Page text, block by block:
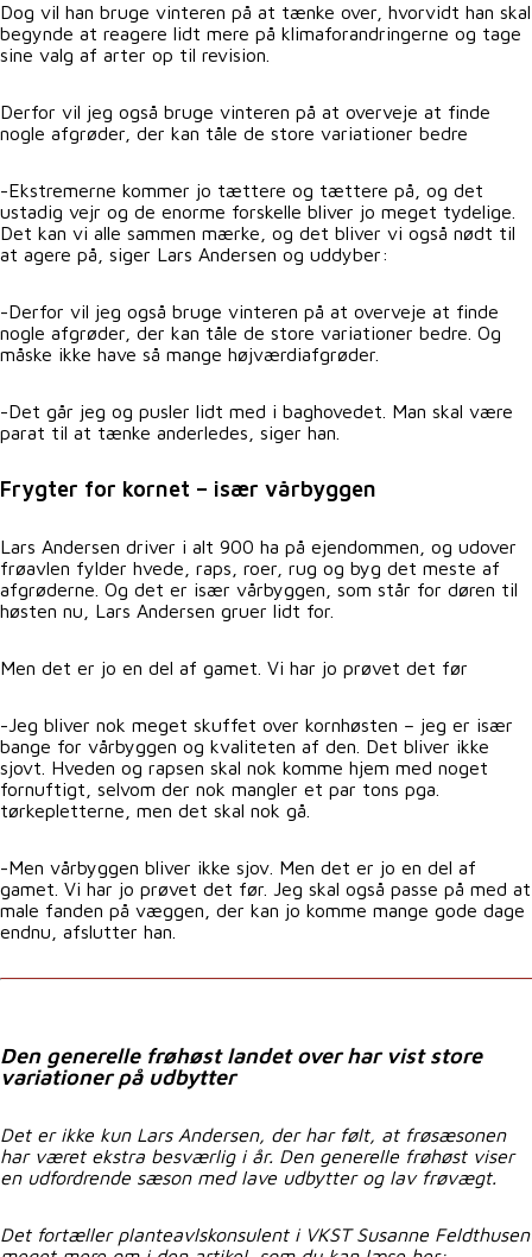
Dog vil han bruge vinteren på at tænke over, hvorvidt han skal
begynde at reagere lidt mere på klimaforandringerne og tage
sine valg af arter op til revision.
Derfor vil jeg også bruge vinteren på at overveje at finde
nogle afgrøder, der kan tåle de store variationer bedre
-Ekstremerne kommer jo tættere og tættere på, og det
ustadig vejr og de enorme forskelle bliver jo meget tydelige.
Det kan vi alle sammen mærke, og det bliver vi også nødt til
at agere på, siger Lars Andersen og uddyber:
-Derfor vil jeg også bruge vinteren på at overveje at finde
nogle afgrøder, der kan tåle de store variationer bedre. Og
måske ikke have så mange højværdiafgrøder.
-Det går jeg og pusler lidt med i baghovedet. Man skal være
parat til at tænke anderledes, siger han.
Frygter for kornet – især vårbyggen
Lars Andersen driver i alt 900 ha på ejendommen, og udover
frøavlen fylder hvede, raps, roer, rug og byg det meste af
afgrøderne. Og det er især vårbyggen, som står for døren til
høsten nu, Lars Andersen gruer lidt for.
Men det er jo en del af gamet. Vi har jo prøvet det før
-Jeg bliver nok meget skuffet over kornhøsten – jeg er især
bange for vårbyggen og kvaliteten af den. Det bliver ikke
sjovt. Hveden og rapsen skal nok komme hjem med noget
fornuftigt, selvom der nok mangler et par tons pga.
tørkepletterne, men det skal nok gå.
-Men vårbyggen bliver ikke sjov. Men det er jo en del af
gamet. Vi har jo prøvet det før. Jeg skal også passe på med at
male fanden på væggen, der kan jo komme mange gode dage
endnu, afslutter han.
Den generelle frøhøst landet over har vist store
variationer på udbytter
Det er ikke kun Lars Andersen, der har følt, at frøsæsonen
har været ekstra besværlig i år. Den generelle frøhøst viser
en udfordrende sæson med lave udbytter og lav frøvægt.
Det fortæller planteavlskonsulent i VKST Susanne Feldthusen